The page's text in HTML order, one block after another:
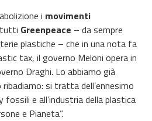
i movimenti
Greenpeace – da sempre
plastiche – che in una nota fa
tax, il governo Meloni opera in
Draghi. Lo abbiamo già
si tratta dell’ennesimo
e all’industria della plastica
e Pianeta”.